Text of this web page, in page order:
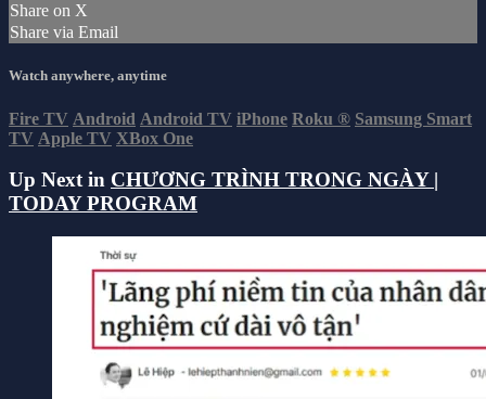
Share on X
Share via Email
Watch anywhere, anytime
Fire TV Android Android TV iPhone Roku ® Samsung Smart
TV Apple TV XBox One
Up Next in CHƯƠNG TRÌNH TRONG NGÀY |
TODAY PROGRAM